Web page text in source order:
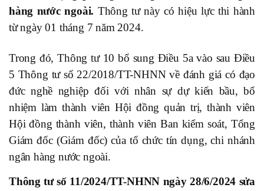
hàng nước ngoài. Thông tư này có hiệu lực thi hành
từ ngày 01 tháng 7 năm 2024.
Trong đó, Thông tư 10 bổ sung Điều 5a vào sau Điều
5 Thông tư số 22/2018/TT-NHNN về đánh giá có đạo
đức nghề nghiệp đối với nhân sự dự kiến bầu, bổ
nhiệm làm thành viên Hội đồng quản trị, thành viên
Hội đồng thành viên, thành viên Ban kiểm soát, Tổng
Giám đốc (Giám đốc) của tổ chức tín dụng, chi nhánh
ngân hàng nước ngoài.
Thông tư số 11/2024/TT-NHNN ngày 28/6/2024 sửa